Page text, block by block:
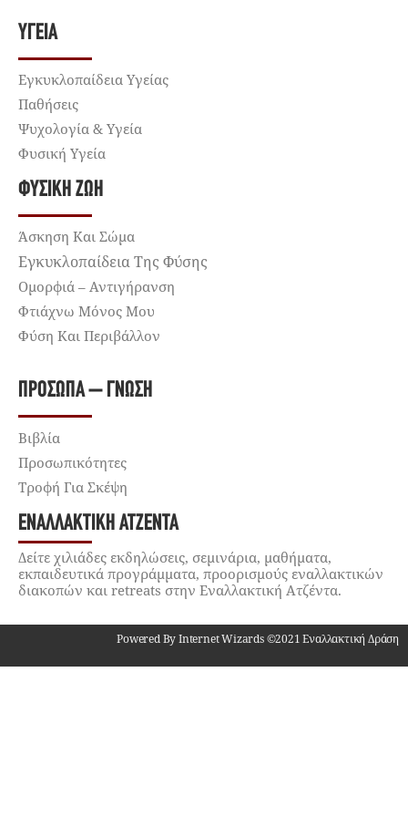
ΥΓΕΊΑ
Εγκυκλοπαίδεια Υγείας
Παθήσεις
Ψυχολογία & Υγεία
Φυσική Υγεία
ΦΥΣΙΚΉ ΖΩΉ
Άσκηση Και Σώμα
Εγκυκλοπαίδεια Της Φύσης
Ομορφιά – Αντιγήρανση
Φτιάχνω Μόνος Μου
Φύση Και Περιβάλλον
ΠΡΌΣΩΠΑ – ΓΝΏΣΗ
Βιβλία
Προσωπικότητες
Τροφή Για Σκέψη
ΕΝΑΛΛΑΚΤΙΚΉ ΑΤΖΈΝΤΑ
Δείτε χιλιάδες εκδηλώσεις, σεμινάρια, μαθήματα,
εκπαιδευτικά προγράμματα, προορισμούς εναλλακτικών
διακοπών και retreats στην Εναλλακτική Ατζέντα.
Powered By Internet Wizards ©2021 Εναλλακτική Δράση